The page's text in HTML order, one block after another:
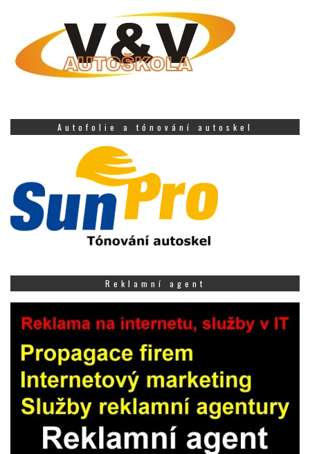
Autofolie a tónování autoskel
Reklamní agent